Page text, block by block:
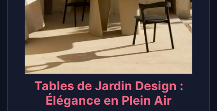
Tables de Jardin Design :
Élégance en Plein Air